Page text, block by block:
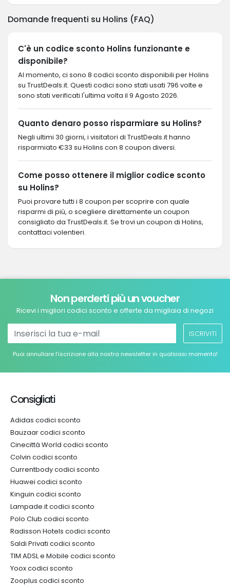
Domande frequenti su Holins (FAQ)
C'è un codice sconto Holins funzionante e
disponibile?
Al momento, ci sono 8 codici sconto disponibili per Holins
su TrustDeals.it. Questi codici sono stati usati 796 volte e
sono stati verificati l'ultima volta il 9 Agosto 2026.
Quanto denaro posso risparmiare su Holins?
Negli ultimi 30 giorni, i visitatori di TrustDeals.it hanno
risparmiato €33 su Holins con 8 coupon diversi.
Come posso ottenere il miglior codice sconto
su Holins?
Puoi provare tutti i 8 coupon per scoprire con quale
risparmi di più, o scegliere direttamente un coupon
consigliato da TrustDeals.it. Se trovi un coupon di Holins,
contattaci volentieri.
Non perderti più un voucher
Ricevi i migliori codici sconto e offerte da migliaia di negozi
ISCRIVITI
Puoi annullare l’iscrizione alla nostra newsletter in qualsiasi momento!
Consigliati
Adidas codici sconto
Bauzaar codici sconto
Cinecittà World codici sconto
Colvin codici sconto
Currentbody codici sconto
Huawei codici sconto
Kinguin codici sconto
Lampade.it codici sconto
Polo Club codici sconto
Radisson Hotels codici sconto
Saldi Privati codici sconto
TIM ADSL e Mobile codici sconto
Yoox codici sconto
Zooplus codici sconto